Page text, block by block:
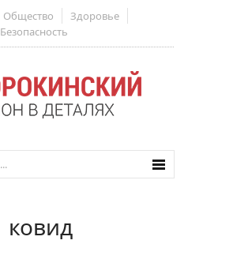
Общество
Здоровье
Безопасность
ковид